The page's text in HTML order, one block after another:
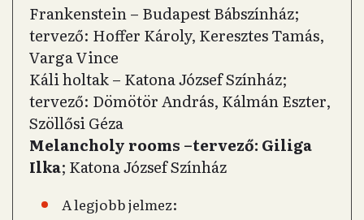
Frankenstein – Budapest Bábszínház;
tervező: Hoffer Károly, Keresztes Tamás,
Varga Vince
Káli holtak – Katona József Színház;
tervező: Dömötör András, Kálmán Eszter,
Szöllősi Géza
Melancholy rooms –tervező: Giliga
Ilka; Katona József Színház
A legjobb jelmez: